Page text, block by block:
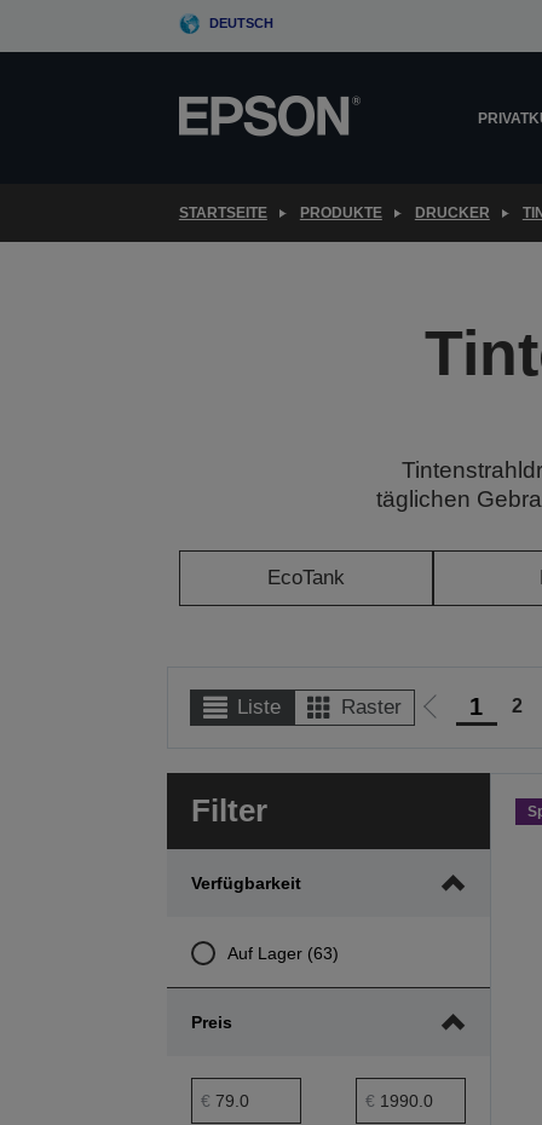
DEUTSCH
STARTSEITE PRODUKTE DRUCKER
täglichen
EcoTank
Liste Raster
Zur
Seite
1 2
Filter
Verfügbarkeit
Auf Lager (63)
Preis
Preis min. Bereich
€ Preis max. Bereich
€